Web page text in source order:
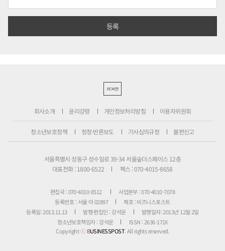
PC버전
회사소개 윤리강령 개인정보처리방침 이용자위원회
청소년보호정책 정정·반론보도 기사심의규정 불편신고
서울특별시 성동구 성수일로 39-34 서울숲더스페이스 12층
대표전화 : 1800-6522
팩스 : 070-4015-8658
편집국 : 070-4010-8512
사업본부 : 070-4010-7078
등록번호 : 서울 아 02897
제호 : 비즈니스포스트
등록일: 2013.11.13
발행·편집인 : 강석운
발행일자: 2013년 12월 2일
청소년보호책임자 : 강석운
ISSN : 2636-171X
Copyright ⓒBUSINESSPOST. All rights reserved.